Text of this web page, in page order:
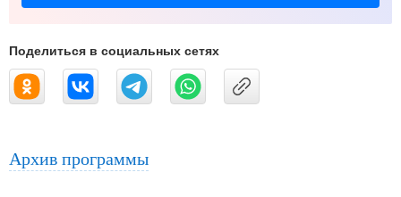
Поделиться в социальных сетях
Архив программы